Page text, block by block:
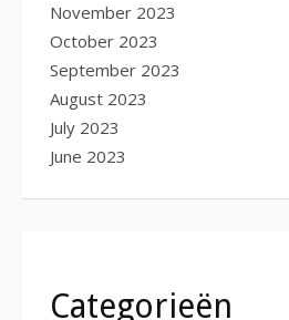
November 2023
October 2023
September 2023
August 2023
July 2023
June 2023
Categorieën